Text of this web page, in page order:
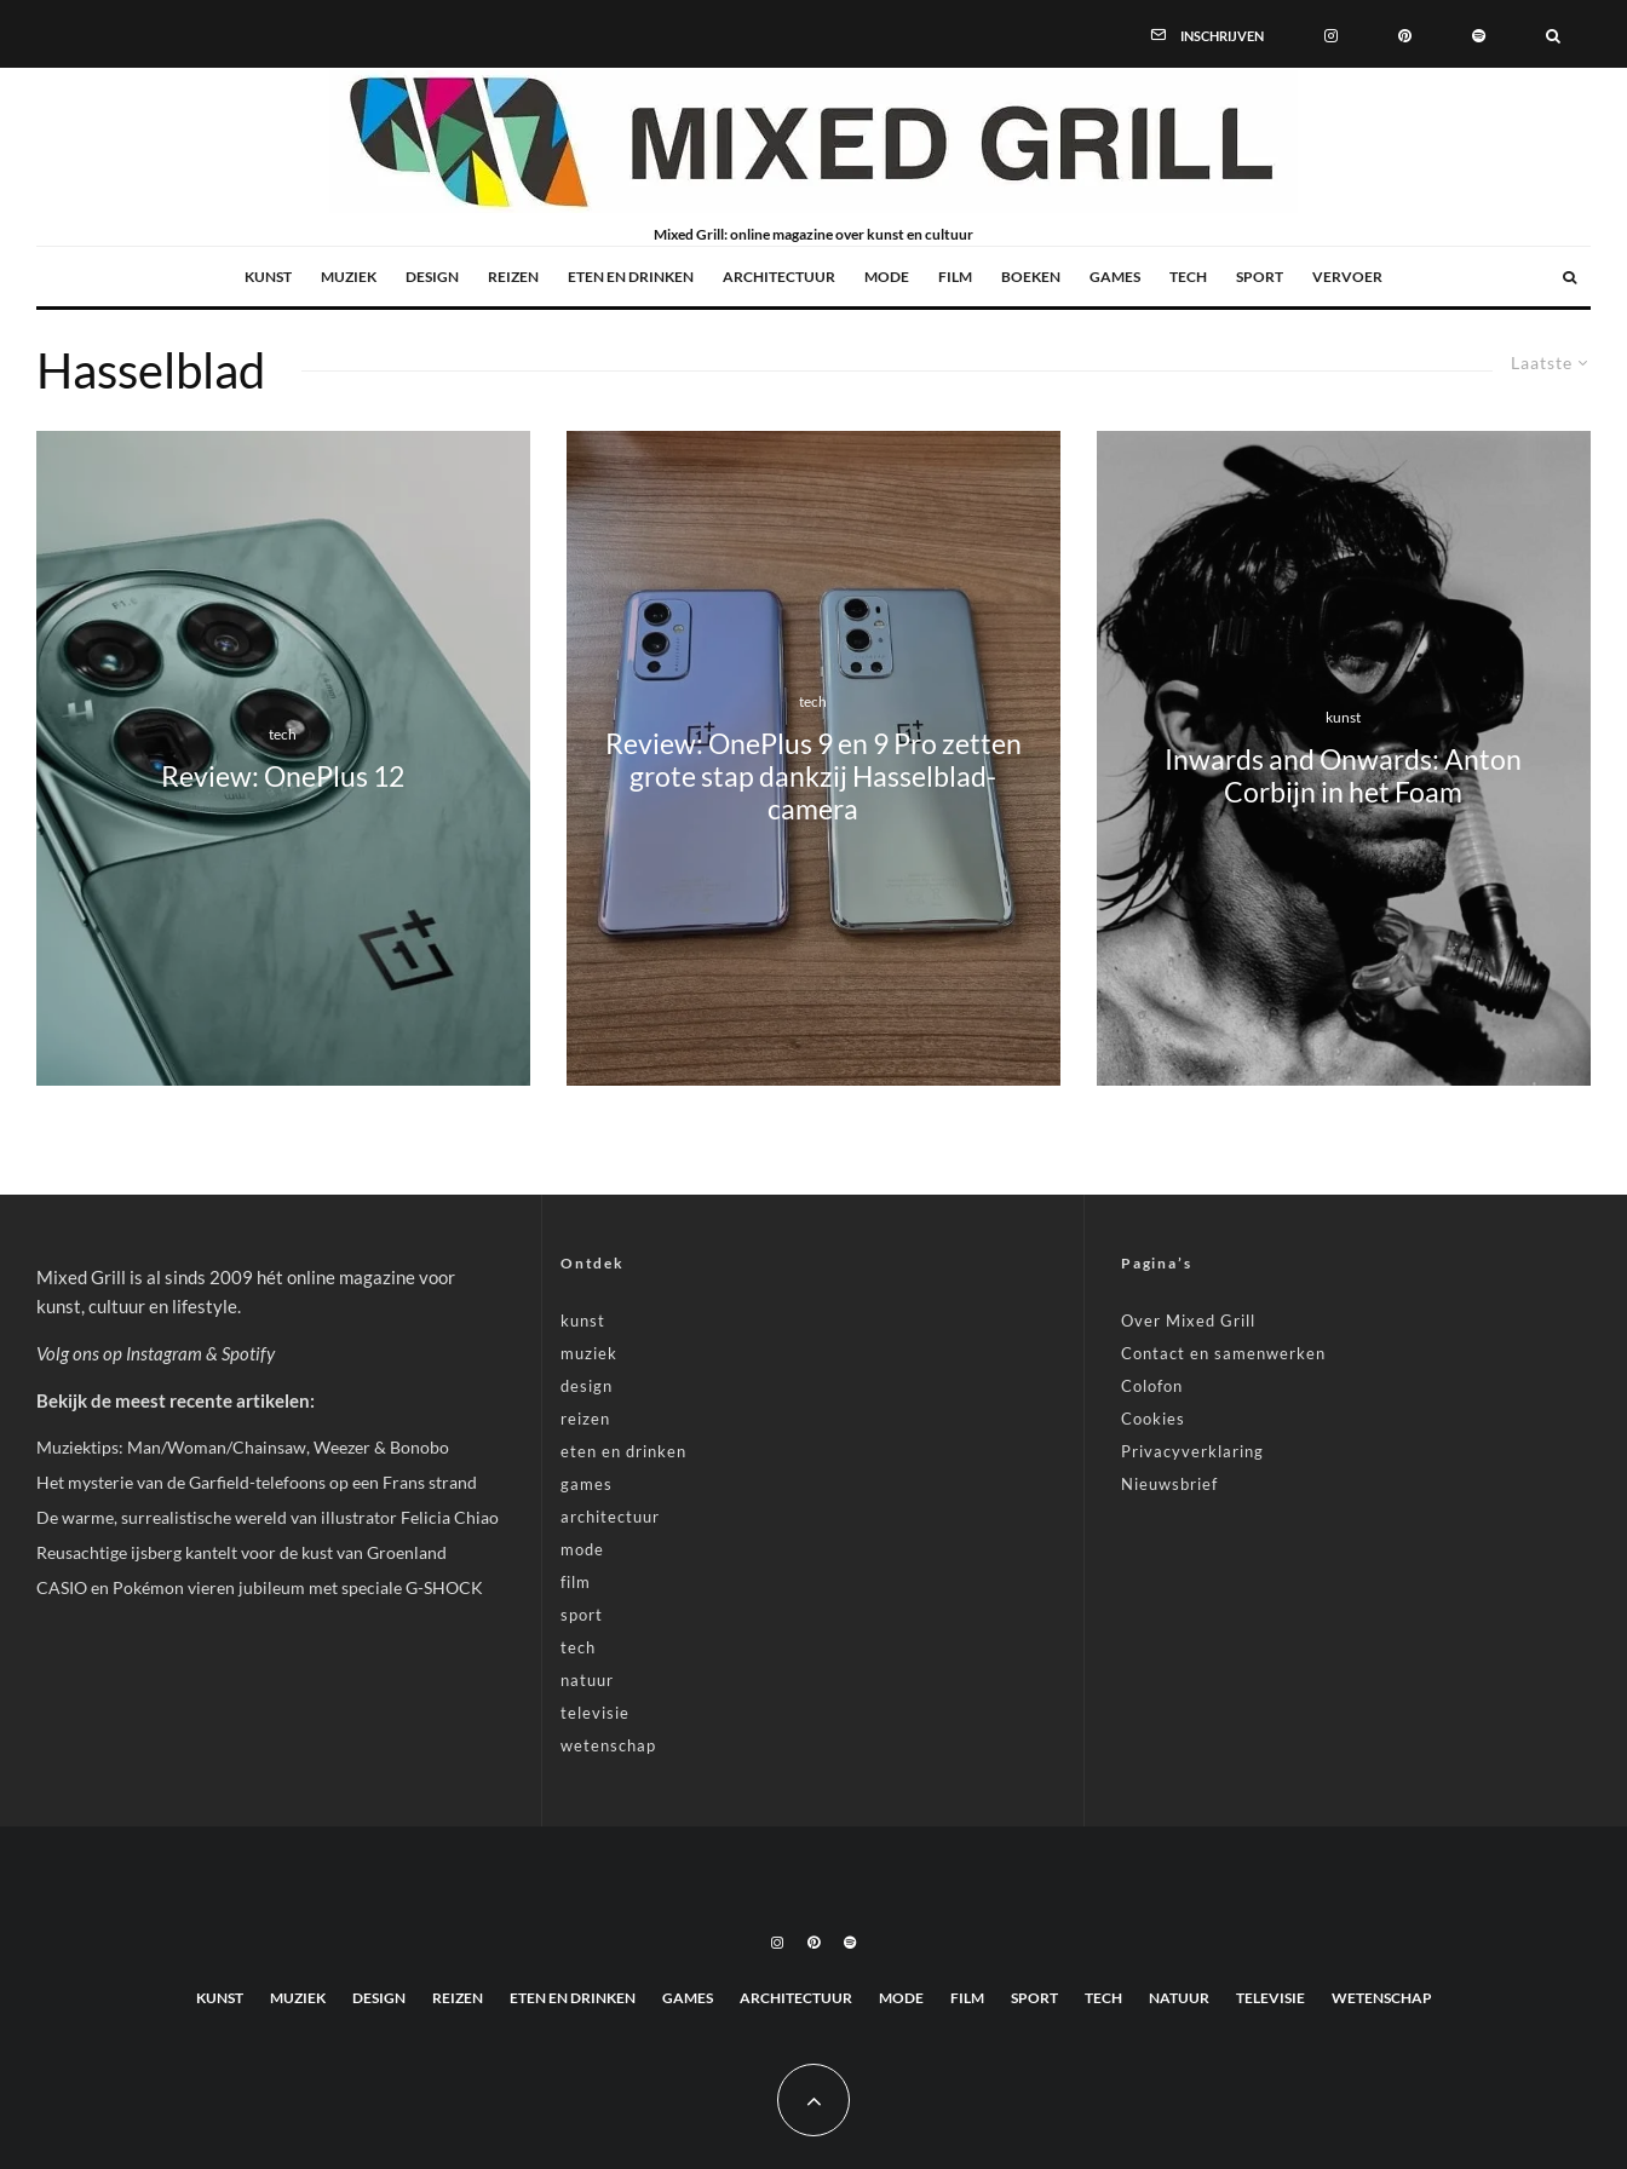
INSCHRIJVEN
Mixed Grill: online magazine over kunst en cultuur
KUNST MUZIEK DESIGN REIZEN ETEN EN DRINKEN ARCHITECTUUR MODE FILM BOEKEN GAMES TECH SPORT VERVOER
Laatste
Hasselblad
tech
Review: OnePlus 12
tech
Review: OnePlus 9 en 9 Pro zetten
grote stap dankzij Hasselblad-
camera
kunst
Inwards and Onwards: Anton
Corbijn in het Foam
Mixed Grill is al sinds 2009 hét online magazine voor
kunst, cultuur en lifestyle.
Volg ons op Instagram & Spotify
Bekijk de meest recente artikelen:
Muziektips: Man/Woman/Chainsaw, Weezer & Bonobo
Het mysterie van de Garfield-telefoons op een Frans strand
De warme, surrealistische wereld van illustrator Felicia Chiao
Reusachtige ijsberg kantelt voor de kust van Groenland
CASIO en Pokémon vieren jubileum met speciale G-SHOCK
Ontdek
kunst
muziek
design
reizen
eten en drinken
games
architectuur
mode
film
sport
tech
natuur
televisie
wetenschap
Pagina’s
Over Mixed Grill
Contact en samenwerken
Colofon
Cookies
Privacyverklaring
Nieuwsbrief
KUNST MUZIEK DESIGN REIZEN ETEN EN DRINKEN GAMES ARCHITECTUUR MODE FILM SPORT TECH NATUUR TELEVISIE WETENSCHAP